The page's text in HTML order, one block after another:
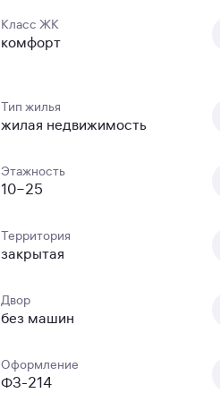
Класс ЖК
комфорт
Тип жилья
жилая недвижимость
Этажность
10−25
Территория
закрытая
Двор
без машин
Оформление
ФЗ-214